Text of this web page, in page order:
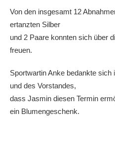
Von den insgesamt 12
ertanzten Silber
und 2 Paare konnten sich über
freuen.
Sportwartin Anke bedankte
und des Vorstandes,
dass Jasmin diesen Termin
ein Blumengeschenk.